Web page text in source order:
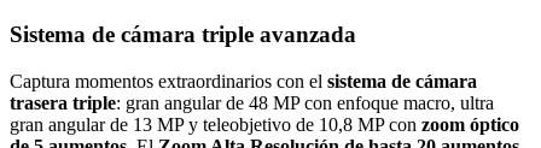
Sistema de cámara triple avanzada
Captura momentos extraordinarios con el sistema de cámara
trasera triple: gran angular de 48 MP con enfoque macro, ultra
gran angular de 13 MP y teleobjetivo de 10,8 MP con zoom óptico